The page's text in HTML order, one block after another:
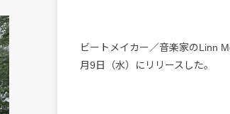
ビートメイカー／音楽家のLinn
月9日（水）にリリースした。